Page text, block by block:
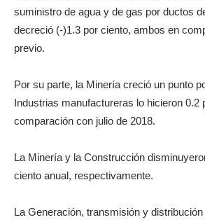
suministro de agua y de gas por ductos
decreció (-)1.3 por ciento, ambos en
previo.
Por su parte, la Minería creció un punto
Industrias manufactureras lo hicieron 0.2
comparación con julio de 2018.
La Minería y la Construcción
ciento anual, respectivamente.
La Generación, transmisión y